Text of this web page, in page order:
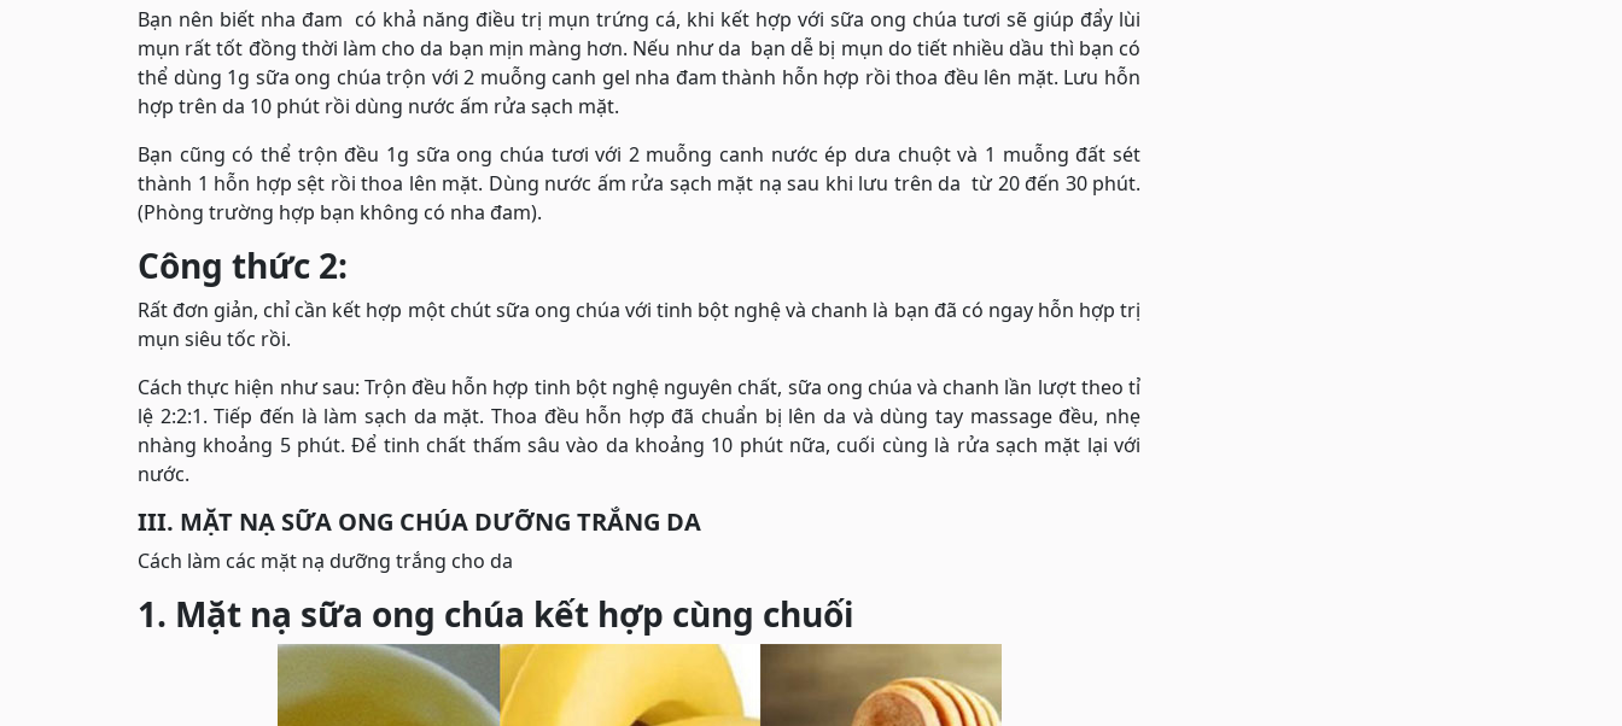
Bạn nên biết nha đam có khả năng điều trị mụn trứng cá, khi kết hợp với sữa ong chúa tươi sẽ giúp đẩy lùi
mụn rất tốt đồng thời làm cho da bạn mịn màng hơn. Nếu như da bạn dễ bị mụn do tiết nhiều dầu thì bạn có
thể dùng 1g sữa ong chúa trộn với 2 muỗng canh gel nha đam thành hỗn hợp rồi thoa đều lên mặt. Lưu hỗn
hợp trên da 10 phút rồi dùng nước ấm rửa sạch mặt.
Bạn cũng có thể trộn đều 1g sữa ong chúa tươi với 2 muỗng canh nước ép dưa chuột và 1 muỗng đất sét
thành 1 hỗn hợp sệt rồi thoa lên mặt. Dùng nước ấm rửa sạch mặt nạ sau khi lưu trên da từ 20 đến 30 phút.
(Phòng trường hợp bạn không có nha đam).
Công thức 2:
Rất đơn giản, chỉ cần kết hợp một chút sữa ong chúa với tinh bột nghệ và chanh là bạn đã có ngay hỗn hợp trị
mụn siêu tốc rồi.
Cách thực hiện như sau: Trộn đều hỗn hợp tinh bột nghệ nguyên chất, sữa ong chúa và chanh lần lượt theo tỉ
lệ 2:2:1. Tiếp đến là làm sạch da mặt. Thoa đều hỗn hợp đã chuẩn bị lên da và dùng tay massage đều, nhẹ
nhàng khoảng 5 phút. Để tinh chất thấm sâu vào da khoảng 10 phút nữa, cuối cùng là rửa sạch mặt lại với
nước.
III. MẶT NẠ SỮA ONG CHÚA DƯỠNG TRẮNG DA
Cách làm các mặt nạ dưỡng trắng cho da
1. Mặt nạ sữa ong chúa kết hợp cùng chuối